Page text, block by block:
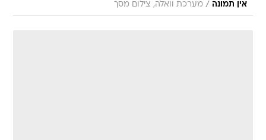
אין תמונה / מערכת וואלה, צילום מסך